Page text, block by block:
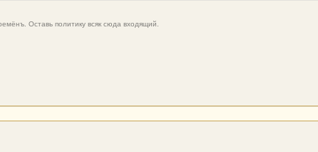
Оставь политику всяк сюда входящий.